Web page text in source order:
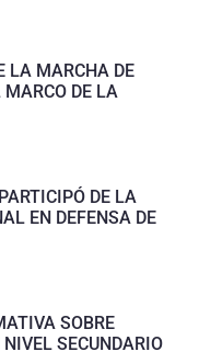
LA MARCHA DE
MARCO DE LA
DE LA
EN DEFENSA DE
SOBRE
SECUNDARIO